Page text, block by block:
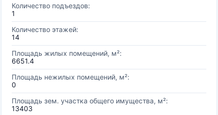
Количество подъездов:
1
Количество этажей:
14
Площадь жилых помещений, м²:
6651.4
Площадь нежилых помещений, м²:
0
Площадь зем. участка общего имущества, м²:
13403